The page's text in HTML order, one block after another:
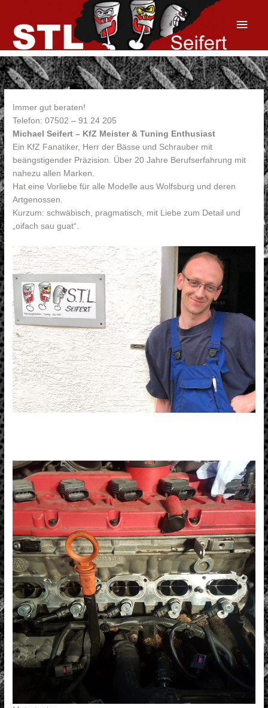
springen
Immer gut beraten!
Telefon: 07502 – 91 24 205
Michael Seifert – KfZ Meister & Tuning Enthusiast
Ein KfZ Fanatiker, Herr der Bässe und Schrauber mit
beängstigender Präzision. Über 20 Jahre Berufserfahrung mit
nahezu allen Marken.
Hat eine Vorliebe für alle Modelle aus Wolfsburg und deren
Artgenossen.
Kurzum: schwäbisch, pragmatisch, mit Liebe zum Detail und
„oifach sau guat“.